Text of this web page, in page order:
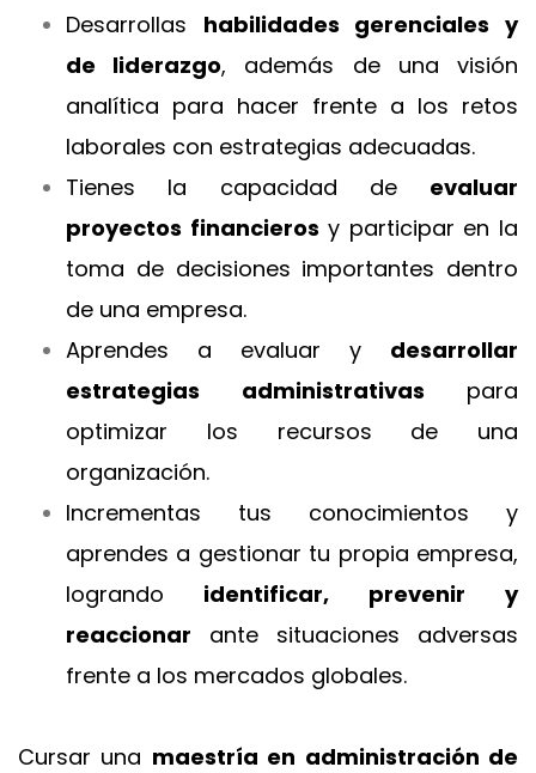
Desarrollas habilidades gerenciales y
de liderazgo, además de una visión
analítica para hacer frente a los retos
laborales con estrategias adecuadas.
Tienes la capacidad de evaluar
proyectos financieros y participar en la
toma de decisiones importantes dentro
de una empresa.
Aprendes a evaluar y desarrollar
estrategias administrativas para
optimizar los recursos de una
organización.
Incrementas tus conocimientos y
aprendes a gestionar tu propia empresa,
logrando identificar, prevenir y
reaccionar ante situaciones adversas
frente a los mercados globales.
Cursar una maestría en administración de